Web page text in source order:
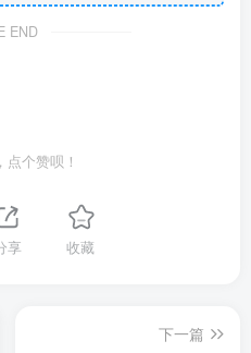
END
个赞呗！
享 收藏
下一篇